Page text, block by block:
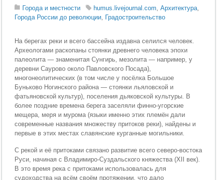
Города и местности humus.livejournal.com,Архитектура,
Города России до революции, Градостроительство
На берегах реки и всего бассейна издавна селился человек.
Археологами раскопаны стоянки древнего человека эпохи
палеолита — знаменитая Сунгирь, мезолита — например, у
деревни Саурово около Павловского Посада),
многонеолитических (в том числе у посёлка Большое
Буньково Ногинского района — стоянки льяловской и
фатьяновской культур), поселения дьяковской культуры. В
более поздние времена берега заселяли финно-угорские
мещера, меря и мурома (языки именно этих племён дали
современные названия множеству притоков реки), найдены и
первые в этих местах славянские курганные могильники.
С рекой и её притоками связано развитие всего северо-востока
Руси, начиная с Владимиро-Суздальского княжества (XII век).
В это время река с притоками использовалась для
судоходства на всём своём протяжении, что дало